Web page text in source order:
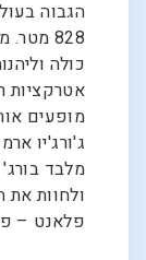
828
כולה
אטרקציות
מופעים
ג'ורג'יו
מלבד
ולחוות
פלאנט –